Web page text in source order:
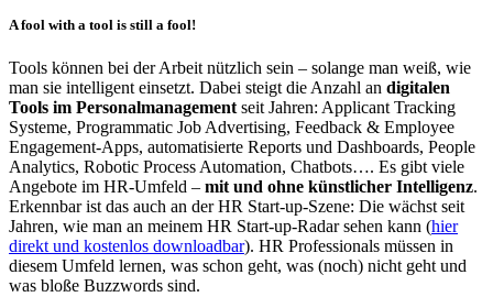
A fool with a tool is still a fool!
Tools können bei der Arbeit nützlich sein – solange man weiß, wie
man sie intelligent einsetzt. Dabei steigt die Anzahl an digitalen
Tools im Personalmanagement seit Jahren: Applicant Tracking
Systeme, Programmatic Job Advertising, Feedback & Employee
Engagement-Apps, automatisierte Reports und Dashboards, People
Analytics, Robotic Process Automation, Chatbots…. Es gibt viele
Angebote im HR-Umfeld – mit und ohne künstlicher Intelligenz.
Erkennbar ist das auch an der HR Start-up-Szene: Die wächst seit
Jahren, wie man an meinem HR Start-up-Radar sehen kann (hier
direkt und kostenlos downloadbar). HR Professionals müssen in
diesem Umfeld lernen, was schon geht, was (noch) nicht geht und
was bloße Buzzwords sind.